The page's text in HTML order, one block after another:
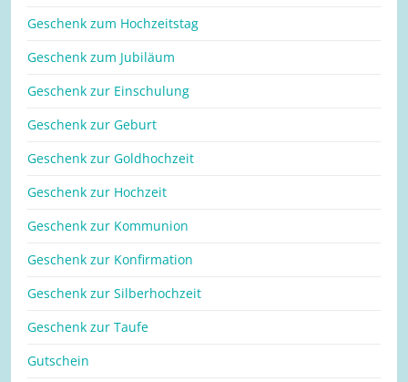
Geschenk zum Hochzeitstag
Geschenk zum Jubiläum
Geschenk zur Einschulung
Geschenk zur Geburt
Geschenk zur Goldhochzeit
Geschenk zur Hochzeit
Geschenk zur Kommunion
Geschenk zur Konfirmation
Geschenk zur Silberhochzeit
Geschenk zur Taufe
Gutschein